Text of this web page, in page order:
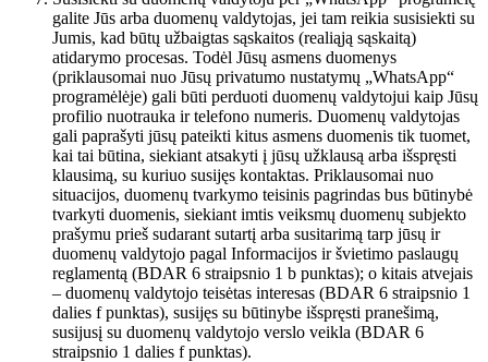
galite Jūs arba duomenų valdytojas, jei tam reikia susisiekti su
Jumis, kad būtų užbaigtas sąskaitos (realiąją sąskaitą)
atidarymo procesas. Todėl Jūsų asmens duomenys
(priklausomai nuo Jūsų privatumo nustatymų „WhatsApp“
programėlėje) gali būti perduoti duomenų valdytojui kaip Jūsų
profilio nuotrauka ir telefono numeris. Duomenų valdytojas
gali paprašyti jūsų pateikti kitus asmens duomenis tik tuomet,
kai tai būtina, siekiant atsakyti į jūsų užklausą arba išspręsti
klausimą, su kuriuo susijęs kontaktas. Priklausomai nuo
situacijos, duomenų tvarkymo teisinis pagrindas bus būtinybė
tvarkyti duomenis, siekiant imtis veiksmų duomenų subjekto
prašymu prieš sudarant sutartį arba susitarimą tarp jūsų ir
duomenų valdytojo pagal Informacijos ir švietimo paslaugų
reglamentą (BDAR 6 straipsnio 1 b punktas); o kitais atvejais
– duomenų valdytojo teisėtas interesas (BDAR 6 straipsnio 1
dalies f punktas), susijęs su būtinybe išspręsti pranešimą,
susijusį su duomenų valdytojo verslo veikla (BDAR 6
straipsnio 1 dalies f punktas).